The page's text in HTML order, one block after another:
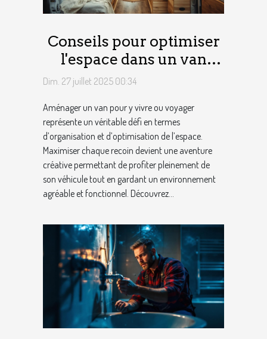
Conseils pour optimiser
l'espace dans un van
aménagé
Dim. 27 juillet 2025 00:34
Aménager un van pour y vivre ou voyager
représente un véritable défi en termes
d’organisation et d’optimisation de l’espace.
Maximiser chaque recoin devient une aventure
créative permettant de profiter pleinement de
son véhicule tout en gardant un environnement
agréable et fonctionnel. Découvrez...